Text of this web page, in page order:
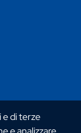
e di terze